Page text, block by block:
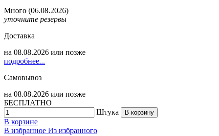
Много (06.08.2026)
уточните резервы
Доставка
на 08.08.2026 или позже
подробнее...
Самовывоз
на 08.08.2026 или позже
БЕСПЛАТНО
Штука
В корзину
В корзине
В избранное Из избранного